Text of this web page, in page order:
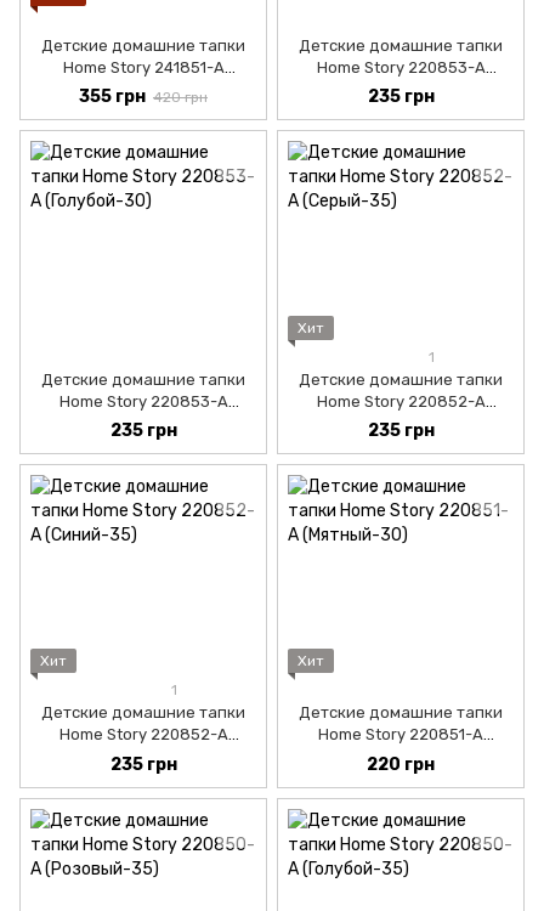
Детские домашние тапки
Home Story 241851-А
(Желтый-30)
355 грн 420 грн
Детские домашние тапки
Home Story 220853-A
(Оранжевый-30)
235 грн
Детские домашние тапки
Home Story 220853-A
(Голубой-30)
235 грн
Хит
1
Детские домашние тапки
Home Story 220852-A
(Серый-30)
235 грн
Хит
1
Детские домашние тапки
Home Story 220852-A
(Синий-30)
235 грн
Хит
Детские домашние тапки
Home Story 220851-A
(Мятный-30)
220 грн